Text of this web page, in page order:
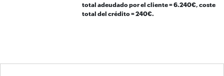
total adeudado por el cliente = 6.240€, coste
total del crédito = 240€.